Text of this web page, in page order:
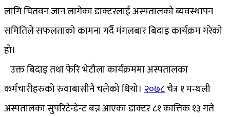
लागि चितवन जान लागेका डाक्टरलाई अस्पतालको ब्यवस्थापन
समितिले सफलताको कामना गर्दै मंगलबार बिदाइ कार्यक्रम गरेको
हो।
उक्त बिदाइ तथा फेरि भेटौला कार्यक्रममा अस्पतालका
कर्मचारीहरुको रुवाबासीनै चलेको थियो। २०७८चैत्र १ मन्थली
अस्पतालका सुपरिटेन्डेन्ट बन्न आएका डाक्टर ८१ कात्तिक १३ गते